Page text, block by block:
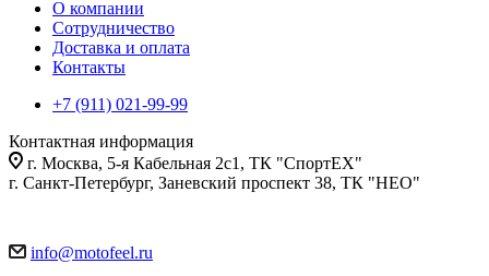
О компании
Сотрудничество
Доставка и оплата
Контакты
+7 (911) 021-99-99
Контактная информация
г. Москва, 5-я Кабельная 2с1, ТК "СпортЕХ"
г. Санкт-Петербург, Заневский проспект 38, ТК "НЕО"
info@motofeel.ru